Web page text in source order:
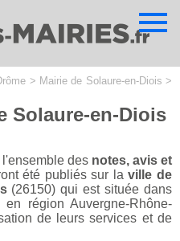
> Mairie de Solaure-en-Diois >
Solaure-en-Diois
des notes, avis et
été publiés sur laville de
(26150) qui est située dans
région Auvergne-Rhône-
de leurs services et de